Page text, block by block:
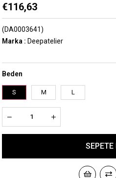
€116,63
(DA0003641)
Marka : Deepatelier
Beden
S M L